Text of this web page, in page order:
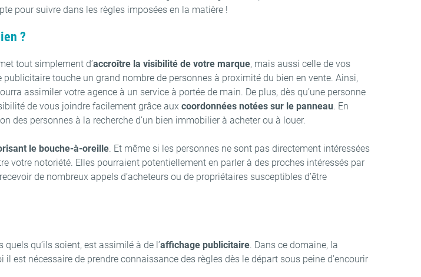
pour suivre dans les règles imposées en la matière !
?
tout simplement d’accroître la visibilité de votre marque, mais aussi celle de vos
touche un grand nombre de personnes à proximité du bien en vente. Ainsi,
assimiler votre agence à un service à portée de main. De plus, dès qu’une personne
de vous joindre facilement grâce aux coordonnées notées sur le panneau. En
des personnes à la recherche d’un bien immobilier à acheter ou à louer.
le bouche-à-oreille. Et même si les personnes ne sont pas directement intéressées
notoriété. Elles pourraient potentiellement en parler à des proches intéressés par
de nombreux appels d’acheteurs ou de propriétaires susceptibles d’être
qu’ils soient, est assimilé à de l’affichage publicitaire. Dans ce domaine, la
est nécessaire de prendre connaissance des règles dès le départ sous peine d’encourir